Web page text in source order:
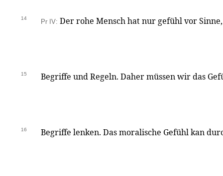
14 Pr IV: Der rohe Mensch hat nur gefühl vor
15 Begriffe und Regeln. Daher müssen wir das
16 Begriffe lenken. Das moralische Gefühl kan